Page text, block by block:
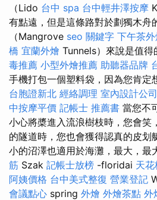
（Lido 台中 spa 台中輕井澤按摩
有點遠，但是這條路對於劃獨木舟
（Mangrove seo 關鍵字 下午茶外
橋 宜蘭外燴 Tunnels）來說是值得
毒推薦 小型外燴推薦 助聽器品牌
手機打包一個塑料袋，因為您肯定
台胞證新北 經絡調理 室內設計公司
中按摩平價 記帳士 推薦書 當您不
小心將槳進入流浪樹枝時，您會笑
的隧道時，您也會獲得認真的皮划
小的沼澤也適用於海灘，最大，最
筋 Szak 記帳士放榜 -floridai 天
阿姨價格 台中美式整復 營業登記
會議點心 spring 外燴 外燴茶點 外